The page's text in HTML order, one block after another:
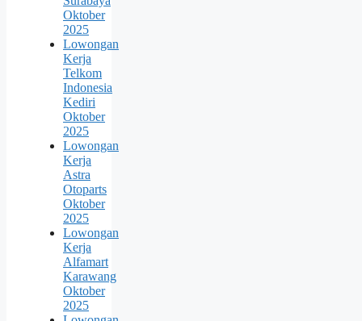
Oktober
2025
Lowongan
Kerja
Telkom
Indonesia
Kediri
Oktober
2025
Lowongan
Kerja
Astra
Otoparts
Oktober
2025
Lowongan
Kerja
Alfamart
Karawang
Oktober
2025